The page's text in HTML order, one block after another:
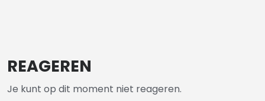
REAGEREN
Je kunt op dit moment niet reageren.